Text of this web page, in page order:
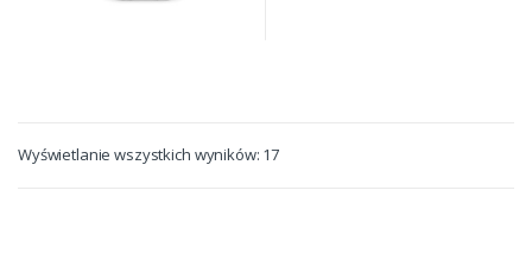
Wyświetlanie wszystkich wyników: 17